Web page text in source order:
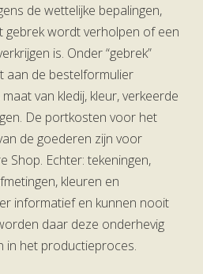
de wettelijke bepalingen,
gebrek wordt verholpen of een
is. Onder “gebrek”
aan de bestelformulier
van kledij, kleur, verkeerde
De portkosten voor het
de goederen zijn voor
Shop. Echter: tekeningen,
kleuren en
informatief en kunnen nooit
daar deze onderhevig
in het productieproces.